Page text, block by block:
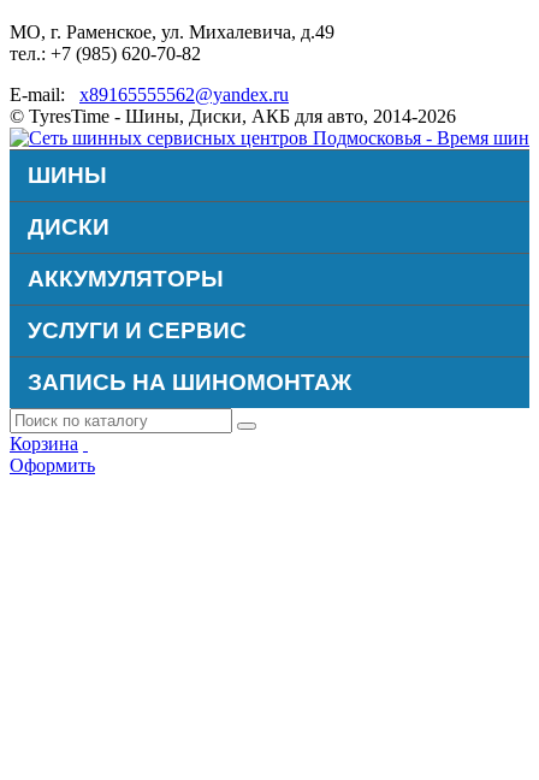
МО, г. Раменское, ул. Михалевича, д.49
тел.: +7 (985) 620-70-82
E-mail: x89165555562@yandex.ru
© TyresTime - Шины, Диски, АКБ для авто, 2014-2026
ШИНЫ
ДИСКИ
АККУМУЛЯТОРЫ
УСЛУГИ И СЕРВИС
ЗАПИСЬ НА ШИНОМОНТАЖ
Корзина
Оформить